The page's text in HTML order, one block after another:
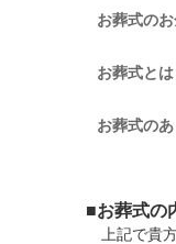
お葬式の
お葬式とは
お葬式の
■お葬式の
上記で貴